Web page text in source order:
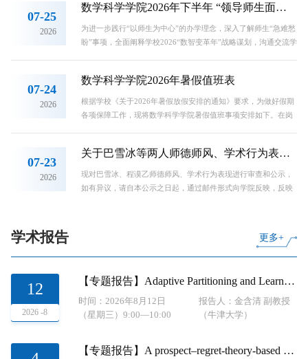
咨询。（二）岗位待遇：1.直聘教授岗位，纳入事业编制，入职
即授予博士生导师资格；2.聘期内提供具有国际竞争力的优厚薪
酬；3.可优先申报小米青年学者项目，华为人才资助项目等企业
07-25
2026
数学科学学院2026年下半年 “领导师生面对面”工作安排
为进一步践行“以师生为中心”的办学理念，深入了解师生“急难愁
盼”事项，全面阐释学校2026“数智变革年”战略谋划，沟通交流学
领导接待地点9月7日（周一）马吉祥学院40810月12日（周一）
柳振鑫学院40811月2日（周一）刘永朝学院40812月7日（周一）
刘浏学院4081月4日（周一）巴雪冰学院408“领导师生面对面”...
07-24
2026
数学科学学院2026年暑假值班表
根据学校《关于2026年暑假放假安排的通知》要求，为做好假期
各项保障工作，现将数学科学学院暑假值班事项安排如下。在岗
07-23
2026
关于巴雪冰等两人师德师风、学术行为表现的公示
现对巴雪冰、程谟乙师德师风、学术行为表现进行审查和公示，
如有异议，请自本公示之日起，通过邮件形式向学院反映，反映
学术报告 更多+
12
2026 -8
【专题报告】Adaptive Partitioning and Learning for Stochastic Control of Diffusion Processes
时间：2026年8月12日
（星期三）9:00—10:00
报告人：金含清 副教授
（牛津大学）
114（小报告厅）
【专题报告】A prospect–regret-theory-based PROMETHEE method with a dynamic seasonal distance for interval-valued intuitionistic fuzzy time-series data